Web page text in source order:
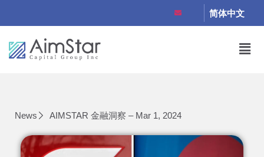
简体中文
News AIMSTAR 金融洞察 – Mar 1, 2024